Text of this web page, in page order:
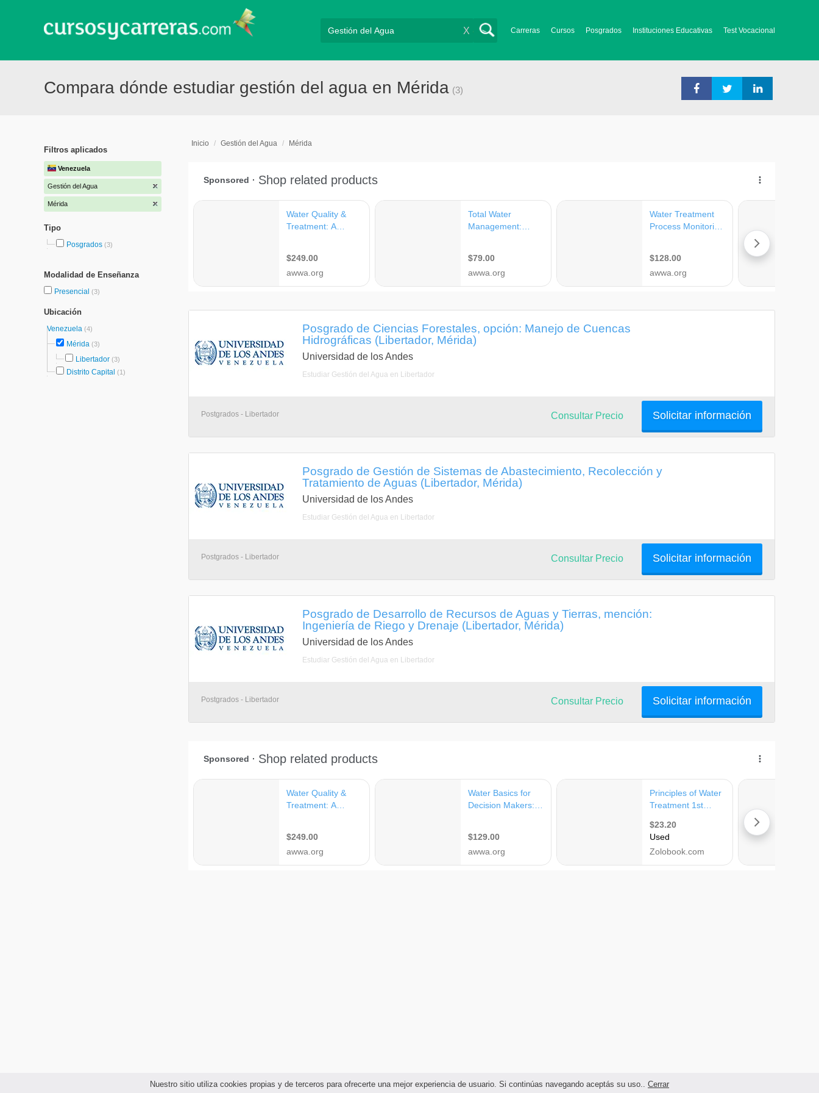
Nuestro sitio utiliza cookies propias y de terceros para ofrecerte una mejor experiencia de usuario. Si continúas navegando aceptás su uso.. Cerrar
Carreras Cursos Posgrados Instituciones Educativas Test Vocacional
X
Compara dónde estudiar gestión del agua en Mérida (3)
Filtros aplicados
Venezuela
Gestión del Agua
Mérida
Tipo
Posgrados (3)
Modalidad de Enseñanza
Presencial (3)
Ubicación
Venezuela (4)
Mérida (3)
Libertador (3)
Distrito Capital (1)
Inicio / Gestión del Agua / Mérida
Posgrado de Ciencias Forestales, opción: Manejo de Cuencas
Hidrográficas (Libertador, Mérida)
Universidad de los Andes
Estudiar Gestión del Agua en Libertador
Postgrados - Libertador Solicitar información
Consultar Precio
Posgrado de Gestión de Sistemas de Abastecimiento, Recolección y
Tratamiento de Aguas (Libertador, Mérida)
Universidad de los Andes
Estudiar Gestión del Agua en Libertador
Postgrados - Libertador Solicitar información
Consultar Precio
Posgrado de Desarrollo de Recursos de Aguas y Tierras, mención:
Ingeniería de Riego y Drenaje (Libertador, Mérida)
Universidad de los Andes
Estudiar Gestión del Agua en Libertador
Postgrados - Libertador Solicitar información
Consultar Precio